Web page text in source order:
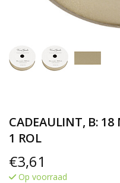
CADEAULINT, B:
1 ROL
€3,61
Op voorraad